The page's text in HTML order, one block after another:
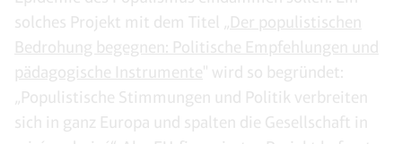
solches Projekt mit dem Titel „Der populistischen
Bedrohung begegnen: Politische Empfehlungen und
pädagogische Instrumente" wird so begründet:
„Populistische Stimmungen und Politik verbreiten
sich in ganz Europa und spalten die Gesellschaft in